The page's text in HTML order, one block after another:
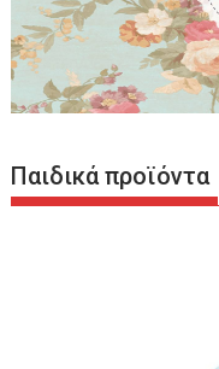
Παιδικά προϊόντα